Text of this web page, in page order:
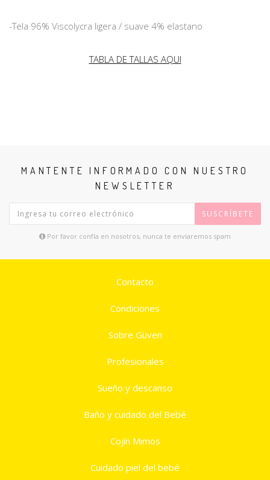
-Tela 96% Viscolycra ligera / suave 4% elastano
TABLA DE TALLAS AQUI
MANTENTE INFORMADO CON NUESTRO
NEWSLETTER
SUSCRÍBETE
Por favor confía en nosotros, nunca te enviaremos spam
Contacto
Condiciones
Sobre Güven
Profesionales
Sueño y descanso
Baño y cuidado del Bebé
Cojín Mimos
Cuidado piel del bebé